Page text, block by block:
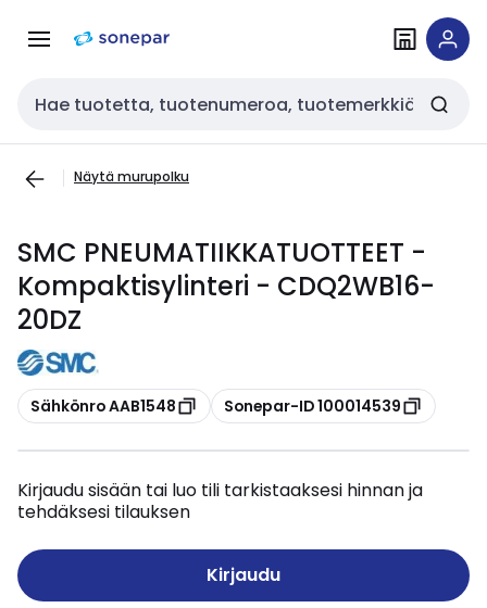
navigointiinsisältöön
Haku
Näytä murupolku
SMC PNEUMATIIKKATUOTTEET -
Kompaktisylinteri - CDQ2WB16-
20DZ
Kopioi
Sähkönro AAB1548 Kopioi
Sonepar-ID 100014539
Kirjaudu sisään tai luo tili tarkistaaksesi hinnan ja
tehdäksesi tilauksen
Kirjaudu